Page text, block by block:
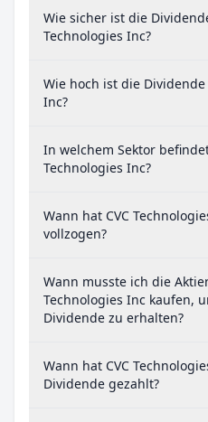
Wie sicher ist die
Technologies Inc?
Wie hoch ist die Dividende
Inc?
In welchem Sektor
Technologies Inc?
Wann hat CVC
vollzogen?
Wann musste ich die
Technologies Inc kaufen,
Dividende zu erhalten?
Wann hat CVC
Dividende gezahlt?